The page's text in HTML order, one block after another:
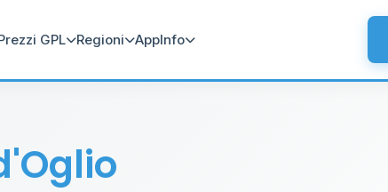
GPL Regioni AppInfo